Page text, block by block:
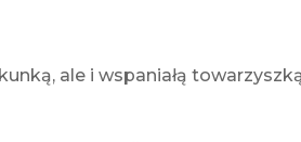
ale i wspaniałą